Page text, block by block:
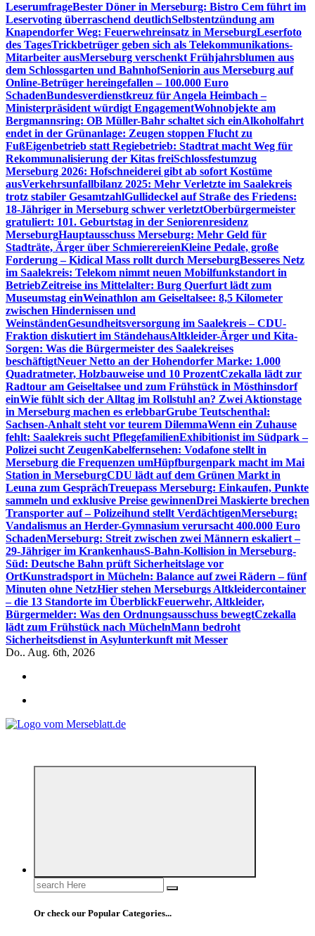
LeserumfrageBester Döner in Merseburg: Bistro Cem führt im
Leservoting überraschend deutlichSelbstentzündung am
Knapendorfer Weg: Feuerwehreinsatz in MerseburgLeserfoto
des TagesTrickbetrüger geben sich als Telekommunikations-
Mitarbeiter ausMerseburg verschenkt Frühjahrsblumen aus
dem Schlossgarten und BahnhofSeniorin aus Merseburg auf
Online-Betrüger hereingefallen – 100.000 Euro
SchadenBundesverdienstkreuz für Angela Heimbach –
Ministerpräsident würdigt EngagementWohnobjekte am
Bergmannsring: OB Müller-Bahr schaltet sich einAlkoholfahrt
endet in der Grünanlage: Zeugen stoppen Flucht zu
FußEigenbetrieb statt Regiebetrieb: Stadtrat macht Weg für
Rekommunalisierung der Kitas freiSchlossfestumzug
Merseburg 2026: Hofschneiderei gibt ab sofort Kostüme
ausVerkehrsunfallbilanz 2025: Mehr Verletzte im Saalekreis
trotz stabiler GesamtzahlGullideckel auf Straße des Friedens:
18-Jähriger in Merseburg schwer verletztOberbürgermeister
gratuliert: 101. Geburtstag in der Seniorenresidenz
MerseburgHauptausschuss Merseburg: Mehr Geld für
Stadträte, Ärger über SchmierereienKleine Pedale, große
Forderung – Kidical Mass rollt durch MerseburgBesseres Netz
im Saalekreis: Telekom nimmt neuen Mobilfunkstandort in
BetriebZeitreise ins Mittelalter: Burg Querfurt lädt zum
Museumstag einWeinathlon am Geiseltalsee: 8,5 Kilometer
zwischen Hindernissen und
WeinständenGesundheitsversorgung im Saalekreis – CDU-
Fraktion diskutiert im StändehausAltkleider-Ärger und Kita-
Sorgen: Was die Bürgermeister des Saalekreises
beschäftigtNeuer Netto an der Hohendorfer Marke: 1.000
Quadratmeter, Holzbauweise und 10 ProzentCzekalla lädt zur
Radtour am Geiseltalsee und zum Frühstück in Mösthinsdorf
einWie fühlt sich der Alltag im Rollstuhl an? Zwei Aktionstage
in Merseburg machen es erlebbarGrube Teutschenthal:
Sachsen-Anhalt steht vor teurem DilemmaWenn ein Zuhause
fehlt: Saalekreis sucht PflegefamilienExhibitionist im Südpark –
Polizei sucht ZeugenKabelfernsehen: Vodafone stellt in
Merseburg die Frequenzen umHüpfburgenpark macht im Mai
Station in MerseburgCDU lädt auf dem Grünen Markt in
Leuna zum GesprächTreuepass Merseburg: Einkaufen, Punkte
sammeln und exklusive Preise gewinnenDrei Maskierte brechen
Transporter auf – Polizeihund stellt VerdächtigenMerseburg:
Vandalismus an Herder-Gymnasium verursacht 400.000 Euro
SchadenMerseburg: Streit zwischen zwei Männern eskaliert –
29-Jähriger im KrankenhausS-Bahn-Kollision in Merseburg-
Süd: Deutsche Bahn prüft Sicherheitslage vor
OrtKunstradsport in Mücheln: Balance auf zwei Rädern – fünf
Minuten ohne NetzHier stehen Merseburgs Altkleidercontainer
– die 13 Standorte im ÜberblickFeuerwehr, Altkleider,
Bürgermelder: Was den Ordnungsausschuss bewegtCzekalla
lädt zum Frühstück nach MüchelnMann bedroht
Sicherheitsdienst in Asylunterkunft mit Messer
Do.. Aug. 6th, 2026
Search
for:
Or check our Popular Categories...